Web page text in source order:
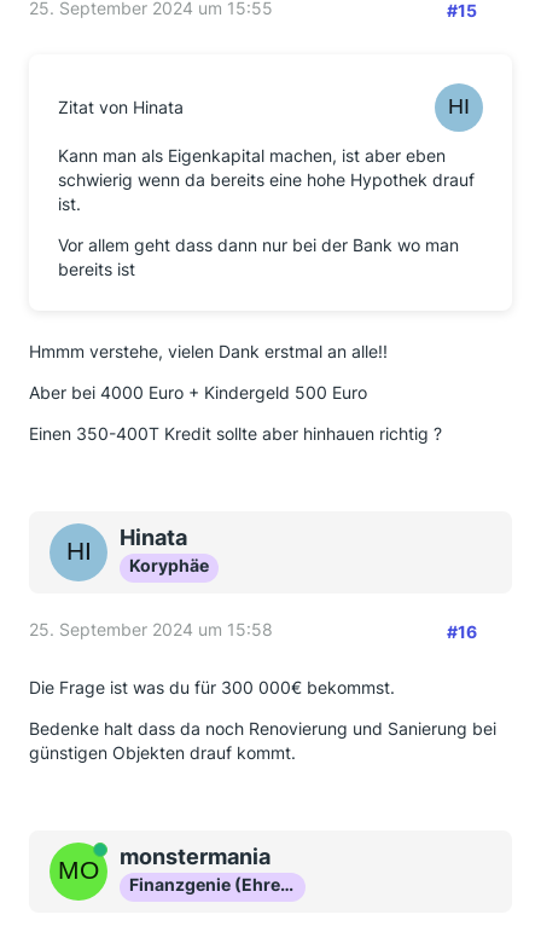
25. September 2024 um 15:55 #15
Zitat von Hinata
Kann man als Eigenkapital machen, ist aber eben
schwierig wenn da bereits eine hohe Hypothek drauf
ist.
Vor allem geht dass dann nur bei der Bank wo man
bereits ist
Hmmm verstehe, vielen Dank erstmal an alle!!
Aber bei 4000 Euro + Kindergeld 500 Euro
Einen 350-400T Kredit sollte aber hinhauen richtig ?
Hinata
Koryphäe
25. September 2024 um 15:58 #16
Die Frage ist was du für 300 000€ bekommst.
Bedenke halt dass da noch Renovierung und Sanierung bei
günstigen Objekten drauf kommt.
Onlinemonstermania
Finanzgenie (Ehrenmitglied)